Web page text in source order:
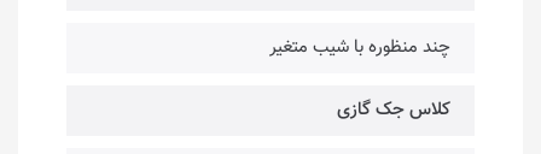
چند منظوره با شیب متغیر
کلاس جک گازی